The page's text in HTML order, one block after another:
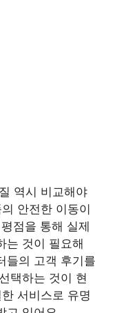
역시 비교해야
안전한 이동이
점을 통해 실제
는 것이 필요해
들의 고객 후기를
택하는 것이 현
서비스로 유명